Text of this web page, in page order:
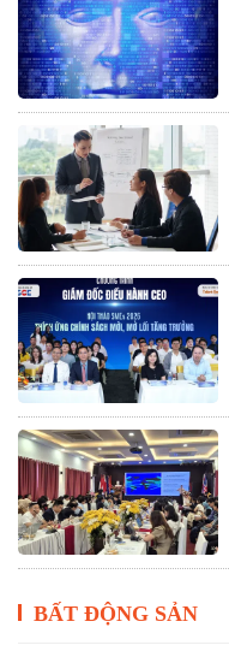
BẤT ĐỘNG SẢN